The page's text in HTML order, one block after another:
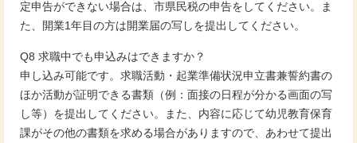
定申告ができない場合は、市県民税の申告をしてください。ま
た、開業1年目の方は開業届の写しを提出してください。
Q8 求職中でも申込みはできますか？
申し込み可能です。求職活動・起業準備状況申立書兼誓約書の
ほか活動が証明できる書類（例：面接の日程が分かる画面の写
し等）を提出してください。また、内容に応じて幼児教育保育
課がその他の書類を求める場合がありますので、あわせて提出